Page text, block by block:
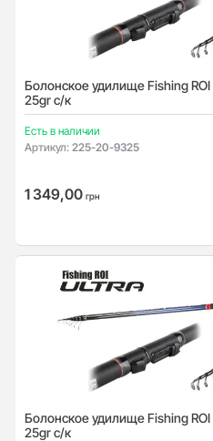
Болонское удилище Fishing
25gr с/к
Есть в наличии
Артикул: 225-20-9325
1 349,00 грн
Болонское удилище Fishing
25gr с/к